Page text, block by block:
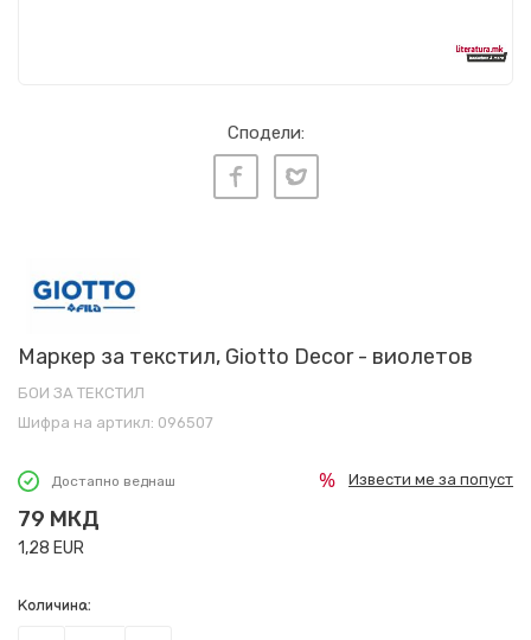
Сподели:
Маркер за текстил, Giotto Decor - виолетов
БОИ ЗА ТЕКСТИЛ
Шифра на артикл: 096507
Достапно веднаш
79 МКД
1,28 EUR
Извести ме за попуст
Количина: